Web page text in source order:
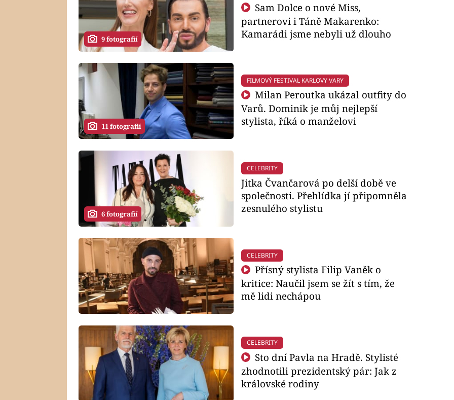
9 fotografií
Sam Dolce o nové Miss,
partnerovi i Táně Makarenko:
Kamarádi jsme nebyli už dlouho
11 fotografií
FILMOVÝ FESTIVAL KARLOVY VARY
Milan Peroutka ukázal outfity do
Varů. Dominik je můj nejlepší
stylista, říká o manželovi
6 fotografií
CELEBRITY
Jitka Čvančarová po delší době ve
společnosti. Přehlídka jí připomněla
zesnulého stylistu
CELEBRITY
Přísný stylista Filip Vaněk o
kritice: Naučil jsem se žít s tím, že
mě lidi nechápou
CELEBRITY
Sto dní Pavla na Hradě. Stylisté
zhodnotili prezidentský pár: Jak z
královské rodiny